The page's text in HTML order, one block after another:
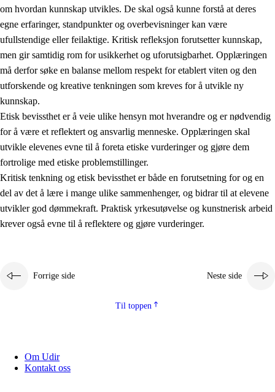
1.4 Skaperglede, engasjement og utforskertrang
1.5 Respekt for naturen og miljøbevissthet
1.6 Demokrati og medvirkning
om hvordan kunnskap utvikles. De skal også kunne forstå at deres
egne erfaringer, standpunkter og overbevisninger kan være
ufullstendige eller feilaktige. Kritisk refleksjon forutsetter kunnskap,
men gir samtidig rom for usikkerhet og uforutsigbarhet. Opplæringen
må derfor søke en balanse mellom respekt for etablert viten og den
utforskende og kreative tenkningen som kreves for å utvikle ny
kunnskap.
Etisk bevissthet er å veie ulike hensyn mot hverandre og er nødvendig
for å være et reflektert og ansvarlig menneske. Opplæringen skal
utvikle elevenes evne til å foreta etiske vurderinger og gjøre dem
fortrolige med etiske problemstillinger.
Kritisk tenkning og etisk bevissthet er både en forutsetning for og en
del av det å lære i mange ulike sammenhenger, og bidrar til at elevene
utvikler god dømmekraft. Praktisk yrkesutøvelse og kunstnerisk arbeid
krever også evne til å reflektere og gjøre vurderinger.
Forrige side Neste side
Til toppen
Om Udir
Kontakt oss